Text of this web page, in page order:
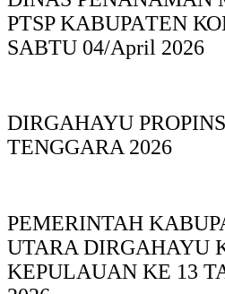
PTSP KABUPAΤΕΝ
SABTU 04/April 2026
DIRGAHAYU
TENGGARA 2026
PEMERINTAH
UTARA DIRGAHAYU
KEPULAUAN KE 13